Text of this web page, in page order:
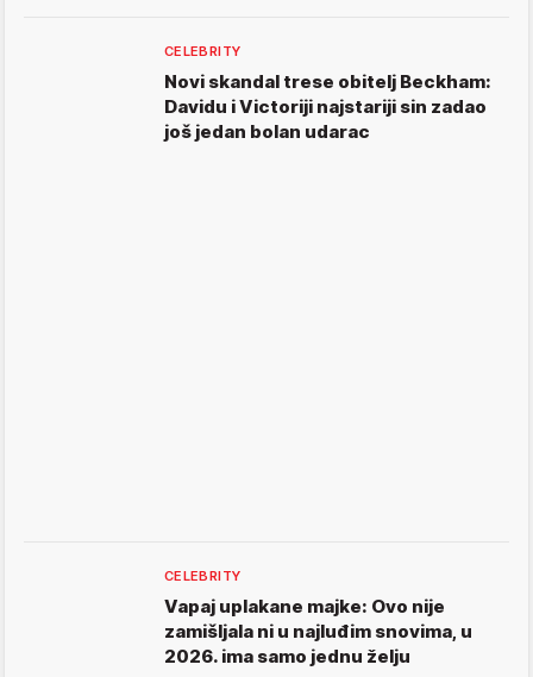
CELEBRITY
Novi skandal trese obitelj Beckham:
Davidu i Victoriji najstariji sin zadao
još jedan bolan udarac
CELEBRITY
Vapaj uplakane majke: Ovo nije
zamišljala ni u najluđim snovima, u
2026. ima samo jednu želju